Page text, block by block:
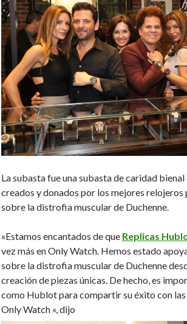
La subasta fue una subasta de caridad
creados y donados por los mejores
sobre la distrofia muscular de Duchenne.
«Estamos encantados de que Replicas
vez más en Only Watch. Hemos estado
sobre la distrofia muscular de Duchenne
creación de piezas únicas. De hecho, es
como Hublot para compartir su éxito con las
Only Watch «, dijo